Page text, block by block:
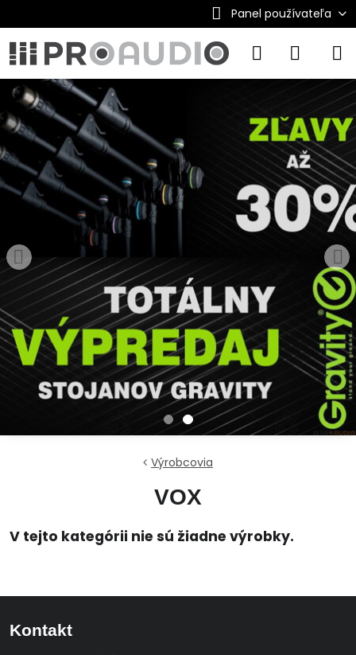
Panel používateľa
Výrobcovia
VOX
Kontakt